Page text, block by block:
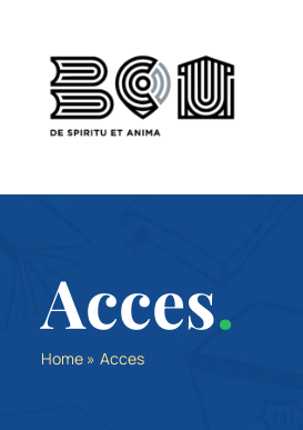
content
Acces.
Home » Acces